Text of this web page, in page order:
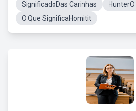
SignificadoDas Carinhas
O Que SignificaHomitit